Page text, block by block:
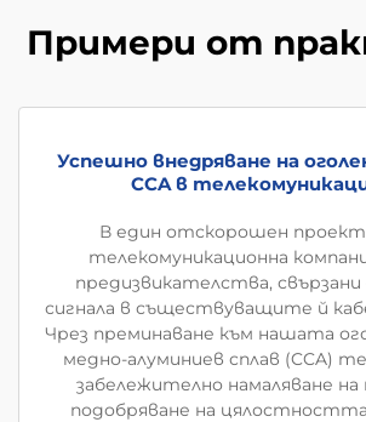
Примери от
Успешно внедряване на
CCA в
В един отскорошен
телекомуникационна
предизвикателства, свързани
сигнала в съществуващите й
Чрез преминаване към нашата
медно-алуминиев сплав (CCA)
забележително намаляване
подобряване на цялостността